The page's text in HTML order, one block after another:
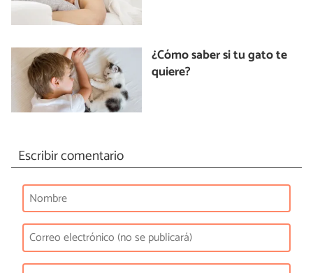
¿Cómo saber si tu gato te
quiere?
Escribir comentario